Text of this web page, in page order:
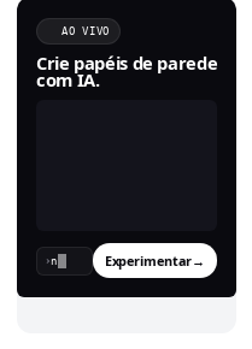
AO VIVO
Crie papéis de parede
com IA.
› Experimentar